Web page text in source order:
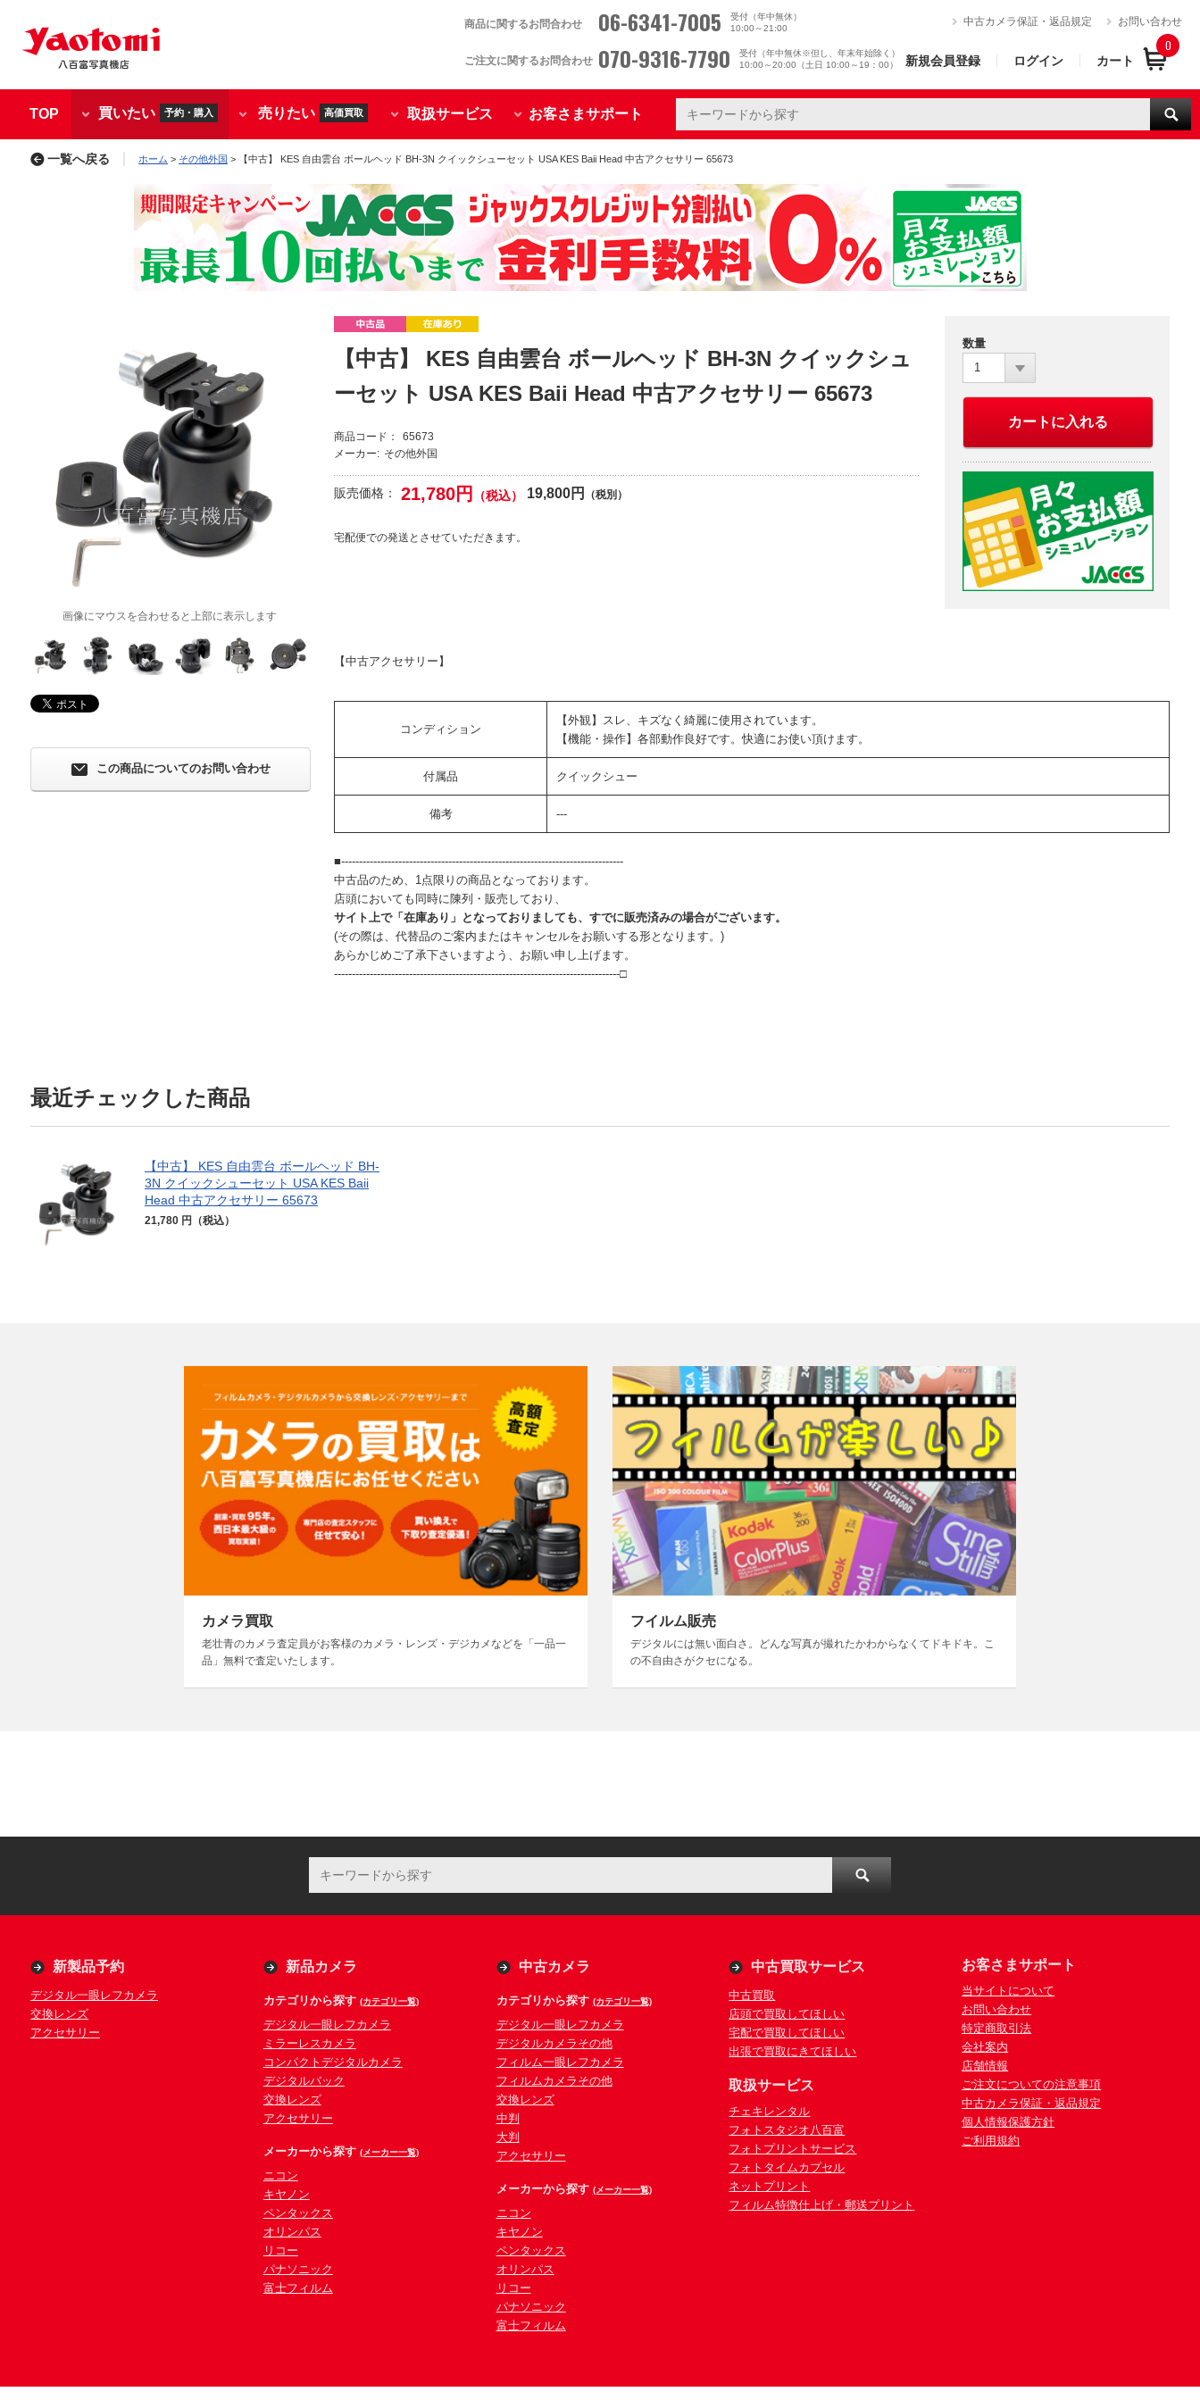
商品に関するお問合わせ 06-6341-7005
受付（年中無休）
10:00～21:00
ご注文に関するお問合わせ 070-9316-7790
受付（年中無休※但し、年末年始除く）
10:00～20:00（土日 10:00～19：00）
中古カメラ保証・返品規定 お問い合わせ
新規会員登録 ログイン カート
0
TOP 買いたい 予約・購入 売りたい 高価買取 取扱サービス お客さまサポート
一覧へ戻る ホーム > その他外国 > 【中古】 KES 自由雲台 ボールヘッド BH-3N クイックシューセット USA KES Baii Head 中古アクセサリー 65673
【中古】 KES 自由雲台 ボールヘッド BH-3N クイックシュ
ーセット USA KES Baii Head 中古アクセサリー 65673
商品コード：
65673
メーカー: その他外国
販売価格： 21,780円 （税込） 19,800円 （税別）
宅配便での発送とさせていただきます。
数量
1
カートに入れる
【中古アクセサリー】
コンディション
【外観】スレ、キズなく綺麗に使用されています。
【機能・操作】各部動作良好です。快適にお使い頂けます。
付属品 クイックシュー
備考 ---
■-------------------------------------------------------------------------------
中古品のため、1点限りの商品となっております。
店頭においても同時に陳列・販売しており、
サイト上で「在庫あり」となっておりましても、すでに販売済みの場合がございます。
(その際は、代替品のご案内またはキャンセルをお願いする形となります。)
あらかじめご了承下さいますよう、お願い申し上げます。
--------------------------------------------------------------------------------□
画像にマウスを合わせると上部に表示します
この商品についてのお問い合わせ
最近チェックした商品
【中古】 KES 自由雲台 ボールヘッド BH-
3N クイックシューセット USA KES Baii
Head 中古アクセサリー 65673
21,780 円（税込）
カメラ買取
老壮青のカメラ査定員がお客様のカメラ・レンズ・デジカメなどを「一品一
品」無料で査定いたします。
フイルム販売
デジタルには無い面白さ。どんな写真が撮れたかわからなくてドキドキ。こ
の不自由さがクセになる。
新製品予約
デジタル一眼レフカメラ
交換レンズ
アクセサリー
新品カメラ
カテゴリから探す (カテゴリ一覧)
デジタル一眼レフカメラ
ミラーレスカメラ
コンパクトデジタルカメラ
デジタルバック
交換レンズ
アクセサリー
メーカーから探す (メーカー一覧)
ニコン
キヤノン
ペンタックス
オリンパス
リコー
パナソニック
富士フィルム
中古カメラ
カテゴリから探す (カテゴリ一覧)
デジタル一眼レフカメラ
デジタルカメラその他
フィルム一眼レフカメラ
フィルムカメラその他
交換レンズ
中判
大判
アクセサリー
メーカーから探す (メーカー一覧)
ニコン
キヤノン
ペンタックス
オリンパス
リコー
パナソニック
富士フィルム
中古買取サービス
中古買取
店頭で買取してほしい
宅配で買取してほしい
出張で買取にきてほしい
取扱サービス
チェキレンタル
フォトスタジオ八百富
フォトプリントサービス
フォトタイムカプセル
ネットプリント
フィルム特徴仕上げ・郵送プリント
お客さまサポート
当サイトについて
お問い合わせ
特定商取引法
会社案内
店舗情報
ご注文についての注意事項
中古カメラ保証・返品規定
個人情報保護方針
ご利用規約